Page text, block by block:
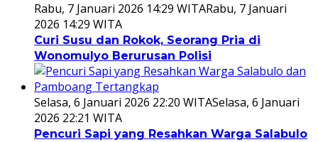
Rabu, 7 Januari 2026 14:29 WITARabu, 7 Januari
2026 14:29 WITA
Curi Susu dan Rokok, Seorang Pria di
Wonomulyo Berurusan Polisi
Selasa, 6 Januari 2026 22:20 WITASelasa, 6 Januari
2026 22:21 WITA
Pencuri Sapi yang Resahkan Warga Salabulo